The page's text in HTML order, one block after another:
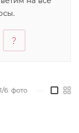
1/6 фото